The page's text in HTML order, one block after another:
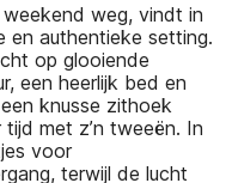
weg, vindt in
en authentieke setting.
op glooiende
een heerlijk bed en
knusse zithoek
met z’n tweeën. In
voor
terwijl de lucht